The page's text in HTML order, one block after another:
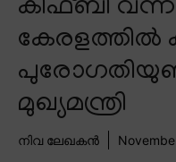
കിഫ്ബി
മുഖ്യമന്ത്രി
നിവ ലേഖകൻ